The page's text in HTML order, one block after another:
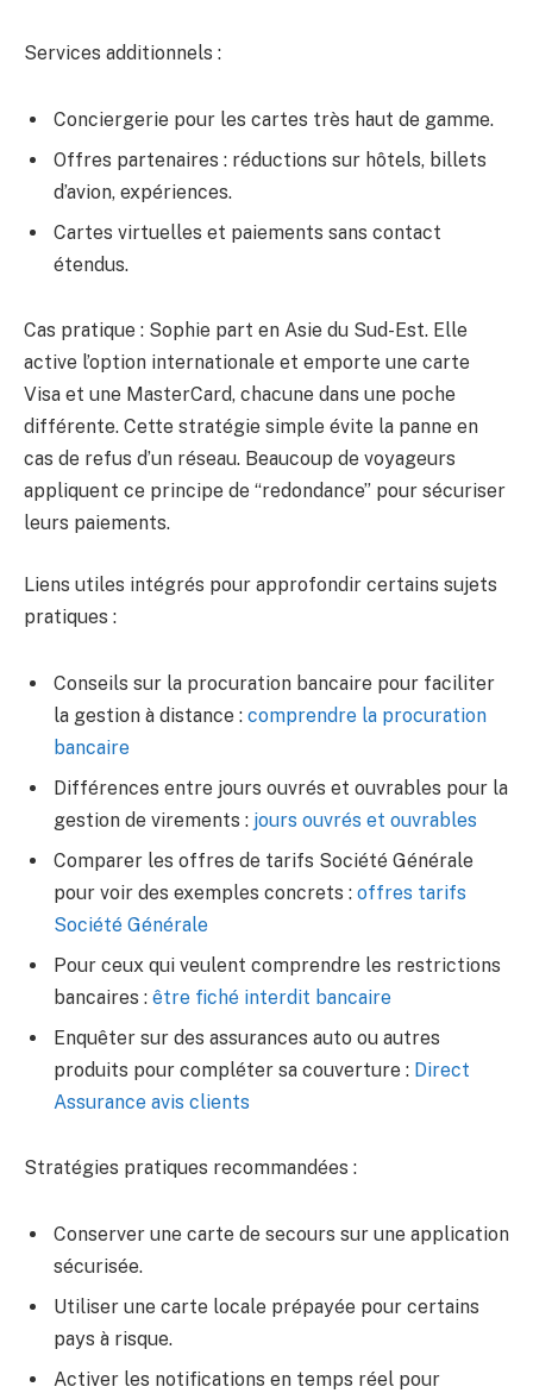
Services additionnels :
Conciergerie pour les cartes très haut de gamme.
Offres partenaires : réductions sur hôtels, billets
d’avion, expériences.
Cartes virtuelles et paiements sans contact
étendus.
Cas pratique : Sophie part en Asie du Sud-Est. Elle
active l’option internationale et emporte une carte
Visa et une MasterCard, chacune dans une poche
différente. Cette stratégie simple évite la panne en
cas de refus d’un réseau. Beaucoup de voyageurs
appliquent ce principe de “redondance” pour sécuriser
leurs paiements.
Liens utiles intégrés pour approfondir certains sujets
pratiques :
Conseils sur la procuration bancaire pour faciliter
la gestion à distance : comprendre la procuration
bancaire
Différences entre jours ouvrés et ouvrables pour la
gestion de virements : jours ouvrés et ouvrables
Comparer les offres de tarifs Société Générale
pour voir des exemples concrets : offres tarifs
Société Générale
Pour ceux qui veulent comprendre les restrictions
bancaires : être fiché interdit bancaire
Enquêter sur des assurances auto ou autres
produits pour compléter sa couverture : Direct
Assurance avis clients
Stratégies pratiques recommandées :
Conserver une carte de secours sur une application
sécurisée.
Utiliser une carte locale prépayée pour certains
pays à risque.
Activer les notifications en temps réel pour